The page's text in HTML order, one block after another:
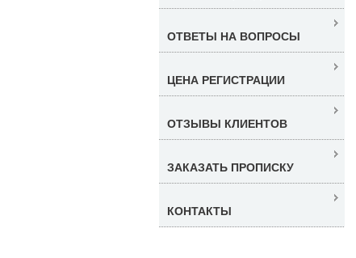
ОТВЕТЫ НА ВОПРОСЫ
ЦЕНА РЕГИСТРАЦИИ
ОТЗЫВЫ КЛИЕНТОВ
ЗАКАЗАТЬ ПРОПИСКУ
КОНТАКТЫ